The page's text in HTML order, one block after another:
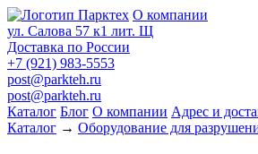
О компании
ул. Салова 57 к1 лит. Щ
Доставка по России
+7 (921) 983-5553
post@parkteh.ru
post@parkteh.ru
Каталог Блог О компании Адрес и
Каталог → Оборудование для